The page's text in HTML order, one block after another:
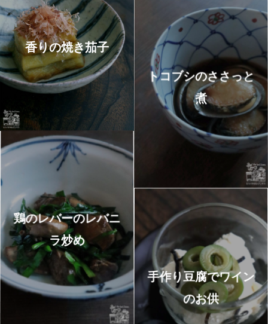
香りの焼き茄子
トコブシのささっと
煮
鶏のレバーのレバニ
ラ炒め
手作り豆腐でワイン
のお供